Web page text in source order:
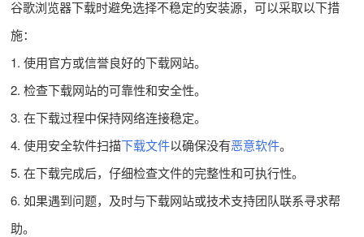
谷歌浏览器下载时避免选择不稳定的安装源，可以采取以下措
施：
1. 使用官方或信誉良好的下载网站。
2. 检查下载网站的可靠性和安全性。
3. 在下载过程中保持网络连接稳定。
4. 使用安全软件扫描下载文件以确保没有恶意软件。
5. 在下载完成后，仔细检查文件的完整性和可执行性。
6. 如果遇到问题，及时与下载网站或技术支持团队联系寻求帮
助。